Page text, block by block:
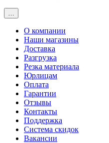
…
О компании
Наши магазины
Доставка
Разгрузка
Резка материала
Юрлицам
Оплата
Гарантии
Отзывы
Контакты
Поддержка
Система скидок
Вакансии